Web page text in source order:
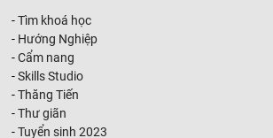
-Tìm khoá học
- Hướng Nghiệp
-Cẩm nang
-Skills Studio
-Thăng Tiến
-Thư giãn
-Tuyển sinh 2023